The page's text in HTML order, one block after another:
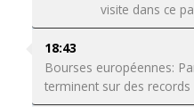
visite dans ce
18:43
Bourses européennes:
terminent sur des records